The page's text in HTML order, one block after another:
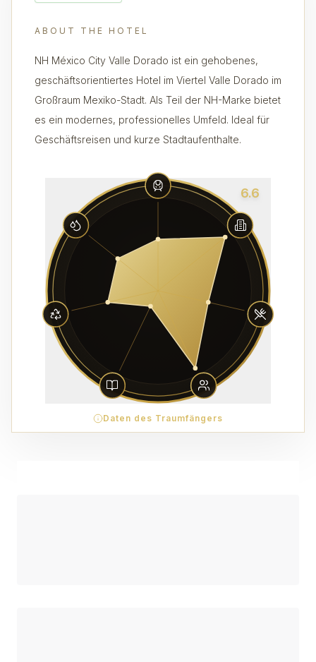
ABOUT THE HOTEL
NH México City Valle Dorado ist ein gehobenes,
geschäftsorientiertes Hotel im Viertel Valle Dorado im
Großraum Mexiko-Stadt. Als Teil der NH-Marke bietet
es ein modernes, professionelles Umfeld. Ideal für
Geschäftsreisen und kurze Stadtaufenthalte.
6.6
Daten des Traumfängers